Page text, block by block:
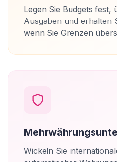
Legen Sie Budgets fest,
Ausgaben und erhalten
wenn Sie Grenzen
Wickeln Sie